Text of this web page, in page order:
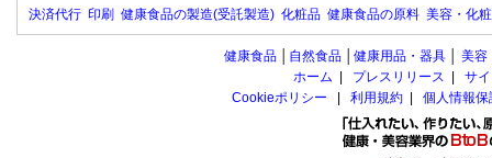
決済代行 印刷 健康食品の製造(受託製造) 化粧品 健康食品の原料 美容・化
健康食品 自然食品 健康用品・器具 美容
ホーム
プレスリリース
サ
Cookieポリシー
利用規約 個人情報